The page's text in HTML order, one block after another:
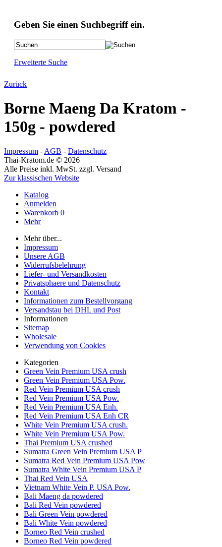
Geben Sie einen Suchbegriff ein.
Erweiterte Suche
Zurück
Borne Maeng Da Kratom -
150g - powdered
Impressum - AGB - Datenschutz
Thai-Kratom.de © 2026
Alle Preise inkl. MwSt. zzgl. Versand
Zur klassischen Website
Katalog
Anmelden
Warenkorb 0
Mehr
Mehr über...
Impressum
Unsere AGB
Widerrufsbelehrung
Liefer- und Versandkosten
Privatsphaere und Datenschutz
Kontakt
Informationen zum Bestellvorgang
Versandstau bei DHL und Post
Informationen
Sitemap
Wholesale
Verwendung von Cookies
Kategorien
Green Vein Premium USA crush
Green Vein Premium USA Pow.
Red Vein Premium USA crush
Red Vein Premium USA Pow.
Red Vein Premium USA Enh.
Red Vein Premium USA Enh CR
White Vein Premium USA crush.
White Vein Premium USA Pow.
Thai Premium USA crushed
Sumatra Green Vein Premium USA P
Sumatra Red Vein Premium USA Pow
Sumatra White Vein Premium USA P
Thai Red Vein USA
Vietnam White Vein P. USA Pow.
Bali Maeng da powdered
Bali Red Vein powdered
Bali Green Vein powdered
Bali White Vein powdered
Borneo Red Vein crushed
Borneo Red Vein powdered